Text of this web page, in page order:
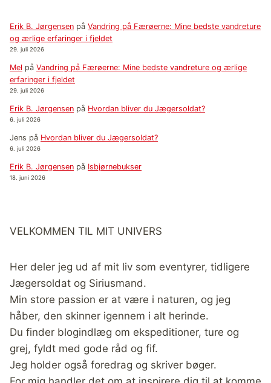
Erik B. Jørgensen på Vandring på Færøerne: Mine bedste vandreture
og ærlige erfaringer i fjeldet
29. juli 2026
Mel på Vandring på Færøerne: Mine bedste vandreture og ærlige
erfaringer i fjeldet
29. juli 2026
Erik B. Jørgensen på Hvordan bliver du Jægersoldat?
6. juli 2026
Jens på Hvordan bliver du Jægersoldat?
6. juli 2026
Erik B. Jørgensen på Isbjørnebukser
18. juni 2026
VELKOMMEN TIL MIT UNIVERS
Her deler jeg ud af mit liv som eventyrer, tidligere
Jægersoldat og Siriusmand.
Min store passion er at være i naturen, og jeg
håber, den skinner igennem i alt herinde.
Du finder blogindlæg om ekspeditioner, ture og
grej, fyldt med gode råd og fif.
Jeg holder også foredrag og skriver bøger.